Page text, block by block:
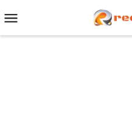
ke
kontenMobile